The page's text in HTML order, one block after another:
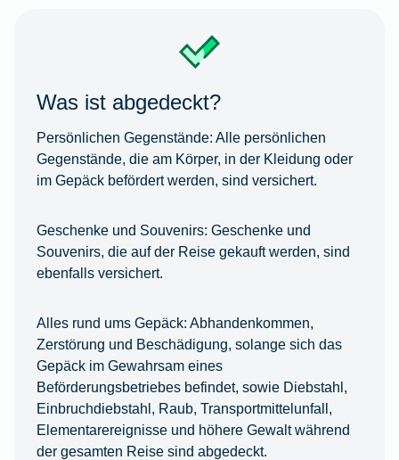
Was ist abgedeckt?
Persönlichen Gegenstände: Alle persönlichen
Gegenstände, die am Körper, in der Kleidung oder
im Gepäck befördert werden, sind versichert.
Geschenke und Souvenirs: Geschenke und
Souvenirs, die auf der Reise gekauft werden, sind
ebenfalls versichert.
Alles rund ums Gepäck: Abhandenkommen,
Zerstörung und Beschädigung, solange sich das
Gepäck im Gewahrsam eines
Beförderungsbetriebes befindet, sowie Diebstahl,
Einbruchdiebstahl, Raub, Transportmittelunfall,
Elementarereignisse und höhere Gewalt während
der gesamten Reise sind abgedeckt.